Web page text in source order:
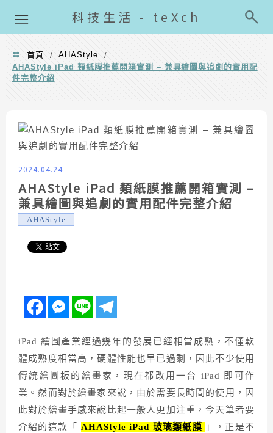
科技生活 - teXch
首頁 / AHAStyle
/
AHAStyle iPad 類紙膜推薦開箱實測 – 兼具繪圖與追劇的實用配
件完整介紹
2024.04.24
AHAStyle iPad 類紙膜推薦開箱實測 –
兼具繪圖與追劇的實用配件完整介紹
AHAStyle
iPad 繪圖產業經過幾年的發展已經相當成熟，不僅軟
體成熟度相當高，硬體性能也早已過剩，因此不少使用
傳統繪圖板的繪畫家，現在都改用一台 iPad 即可作
業。然而對於繪畫家來說，由於需要長時間的使用，因
此對於繪畫手感來說比起一般人更加注重，今天筆者要
介紹的這款「 AHAStyle iPad 玻璃類紙膜
」，正是不